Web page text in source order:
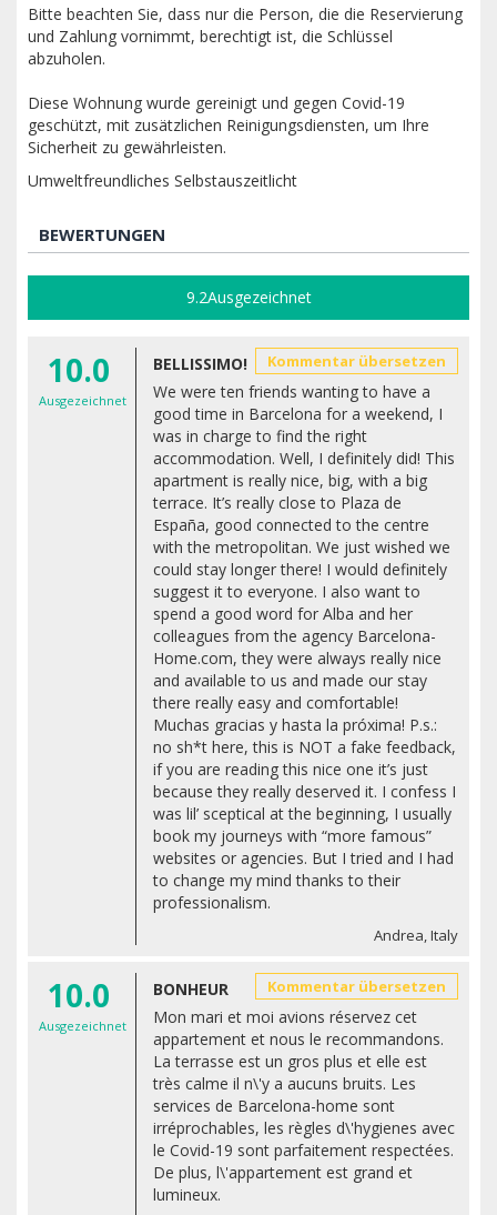
Bitte beachten Sie, dass nur die Person, die die Reservierung
und Zahlung vornimmt, berechtigt ist, die Schlüssel
abzuholen.
Diese Wohnung wurde gereinigt und gegen Covid-19
geschützt, mit zusätzlichen Reinigungsdiensten, um Ihre
Sicherheit zu gewährleisten.
Umweltfreundliches Selbstauszeitlicht
BEWERTUNGEN
9.2Ausgezeichnet
10.0
Ausgezeichnet
BELLISSIMO! Kommentar übersetzen
We were ten friends wanting to have a
good time in Barcelona for a weekend, I
was in charge to find the right
accommodation. Well, I definitely did! This
apartment is really nice, big, with a big
terrace. It’s really close to Plaza de
España, good connected to the centre
with the metropolitan. We just wished we
could stay longer there! I would definitely
suggest it to everyone. I also want to
spend a good word for Alba and her
colleagues from the agency Barcelona-
Home.com, they were always really nice
and available to us and made our stay
there really easy and comfortable!
Muchas gracias y hasta la próxima! P.s.:
no sh*t here, this is NOT a fake feedback,
if you are reading this nice one it’s just
because they really deserved it. I confess I
was lil’ sceptical at the beginning, I usually
book my journeys with “more famous”
websites or agencies. But I tried and I had
to change my mind thanks to their
professionalism.
Andrea, Italy
10.0
Ausgezeichnet
BONHEUR Kommentar übersetzen
Mon mari et moi avions réservez cet
appartement et nous le recommandons.
La terrasse est un gros plus et elle est
très calme il n\'y a aucuns bruits. Les
services de Barcelona-home sont
irréprochables, les règles d\'hygienes avec
le Covid-19 sont parfaitement respectées.
De plus, l\'appartement est grand et
lumineux.